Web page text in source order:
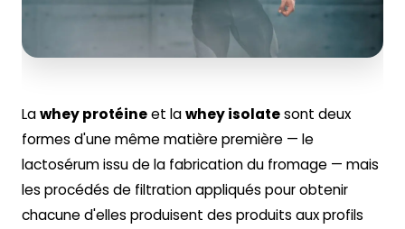
Lawhey protéineet lawhey isolatesont deux
formes d'une même matière première — le
lactosérum issu de la fabrication du fromage — mais
les procédés de filtration appliqués pour obtenir
chacune d'elles produisent des produits aux profils